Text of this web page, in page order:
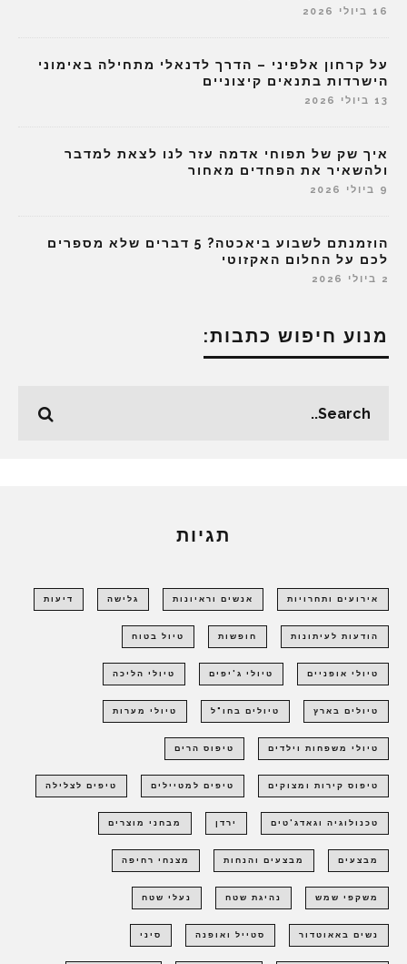
16 ביולי 2026
על קרחון אלפיני – הדרך לדנאלי מתחילה באימוני
הישרדות בתנאים קיצוניים
13 ביולי 2026
איך שק של תפוחי אדמה עזר לנו לצאת למדבר
ולהשאיר את הפחדים מאחור
9 ביולי 2026
הוזמנתם לשבוע ביאכטה? 5 דברים שלא מספרים
לכם על החלום האקזוטי
2 ביולי 2026
מנוע חיפוש כתבות:
תגיות
אירועים ותחרויות אנשים וראיונות גלישה דיעות
הודעות לעיתונות חופשות טיול בטוח
טיולי אופניים טיולי ג'יפים טיולי הליכה
טיולים בארץ טיולים בחו"ל טיולי מערות
טיולי משפחות וילדים טיפוס הרים
טיפוס קירות ומצוקים טיפים למטיילים טיפים לצלילה
טכנולוגיה וגאדג'טים ירדן מבחני מוצרים
מבצעים מבצעים והנחות מצנחי רחיפה
משקפי שמש נהיגת שטח נעלי שטח
נשים באאוטדור סטייל ואופנה סיני